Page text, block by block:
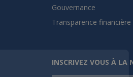
les Cookies !
Gouvernance
Transparence financière
INSCRIVEZ VOUS À LA